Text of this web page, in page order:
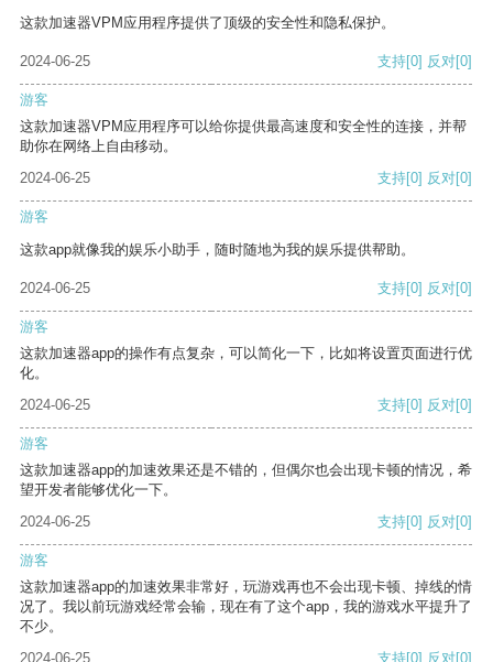
这款加速器VPM应用程序提供了顶级的安全性和隐私保护。
2024-06-25 支持[0] 反对[0]
游客
这款加速器VPM应用程序可以给你提供最高速度和安全性的连接，并帮
助你在网络上自由移动。
2024-06-25
支持[0] 反对[0]
游客
这款app就像我的娱乐小助手，随时随地为我的娱乐提供帮助。
2024-06-25 支持[0] 反对[0]
游客
这款加速器app的操作有点复杂，可以简化一下，比如将设置页面进行优
化。
2024-06-25
支持[0] 反对[0]
游客
这款加速器app的加速效果还是不错的，但偶尔也会出现卡顿的情况，希
望开发者能够优化一下。
2024-06-25
支持[0] 反对[0]
游客
这款加速器app的加速效果非常好，玩游戏再也不会出现卡顿、掉线的情
况了。我以前玩游戏经常会输，现在有了这个app，我的游戏水平提升了
不少。
2024-06-25
支持[0] 反对[0]